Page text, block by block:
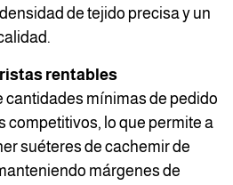
de tejido precisa y un
rentables
cantidades mínimas de pedido
competitivos, lo que permite a
suéteres de cachemir de
márgenes de